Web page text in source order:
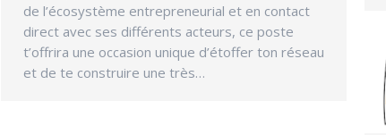
de l’écosystème entrepreneurial et en contact
direct avec ses différents acteurs, ce poste
t’offrira une occasion unique d’étoffer ton réseau
et de te construire une très…